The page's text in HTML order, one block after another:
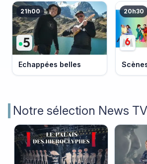
21h00
Echappées belles
20h30
Notre sélection News TV